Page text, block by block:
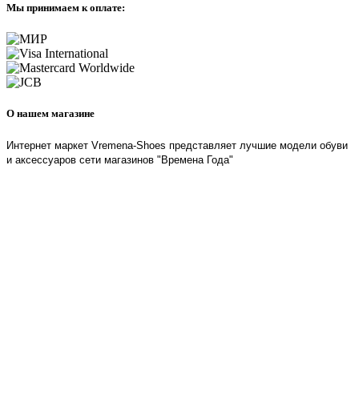
Мы принимаем к оплате:
О нашем магазине
Интернет маркет Vremena-Shoes представляет лучшие модели обуви
и аксессуаров сети магазинов "Времена Года"